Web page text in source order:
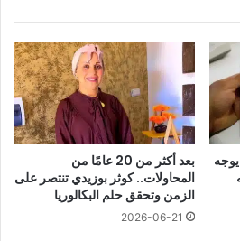
بعد أكثر من 20 عامًا من
المحاولات.. كوثر بوزيدي تنتصر على
الزمن وتحقق حلم البكالوريا
2026-06-21